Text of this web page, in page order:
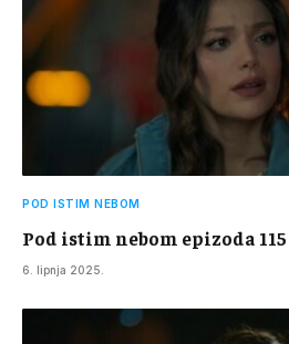
POD ISTIM NEBOM
Pod istim nebom epizoda 115
6. lipnja 2025.